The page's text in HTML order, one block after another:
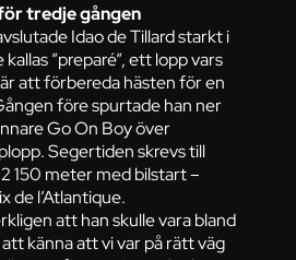
tredje gången
Idao de Tillard starkt i
”preparé”, ett lopp vars
att förbereda hästen för en
före spurtade han ner
Go On Boy över
Segertiden skrevs till
2 150 meter med bilstart –
de l’Atlantique.
att han skulle vara bland
känna att vi var på rätt väg